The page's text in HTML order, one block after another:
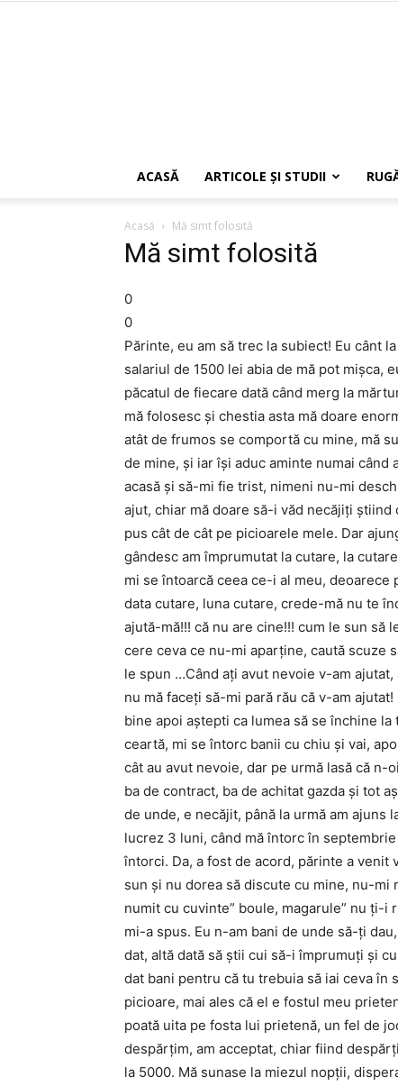
ACASĂ ARTICOLE ŞI STUDII
Acasă Mă simt folosită
Mă simt folosită
0
0
Părinte, eu am să trec la subiect! Eu cânt
salariul de 1500 lei abia de mă pot mişca,
păcatul de fiecare dată când merg la
mă folosesc şi chestia asta mă doare
atât de frumos se comportă cu mine, mă
de mine, şi iar îşi aduc aminte numai
acasă şi să-mi fie trist, nimeni nu-mi
ajut, chiar mă doare să-i văd necăjiţi ştiind
pus cât de cât pe picioarele mele. Dar
gândesc am împrumutat la cutare, la
mi se întoarcă ceea ce-i al meu,
data cutare, luna cutare, crede-mă nu te
ajută-mă!!! că nu are cine!!! cum le sun să
cere ceva ce nu-mi aparţine, caută scuze
le spun …Când aţi avut nevoie v-am
nu mă faceţi să-mi pară rău că v-am
bine apoi aştepti ca lumea să se închine
ceartă, mi se întorc banii cu chiu şi vai,
cât au avut nevoie, dar pe urmă lasă că n-
ba de contract, ba de achitat gazda şi tot
de unde, e necăjit, până la urmă am ajuns
lucrez 3 luni, când mă întorc în
întorci. Da, a fost de acord, părinte a venit
sun şi nu dorea să discute cu mine, nu-mi
numit cu cuvinte” boule, magarule” nu ţi-
mi-a spus. Eu n-am bani de unde să-ţi
dat, altă dată să ştii cui să-i împrumuţi şi
dat bani pentru că tu trebuia să iai ceva în
picioare, mai ales că el e fostul meu
poată uita pe fosta lui prietenă, un fel de
despărţim, am acceptat, chiar fiind
la 5000. Mă sunase la miezul nopţii,